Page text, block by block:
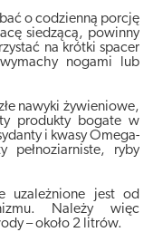
o codzienną porcję
siedzącą, powinny
na krótki spacer
nogami lub
nawyki żywieniowe,
produkty bogate w
i kwasy Omega-
ryby
uzależnione jest od
Należy więc
– około 2 litrów.